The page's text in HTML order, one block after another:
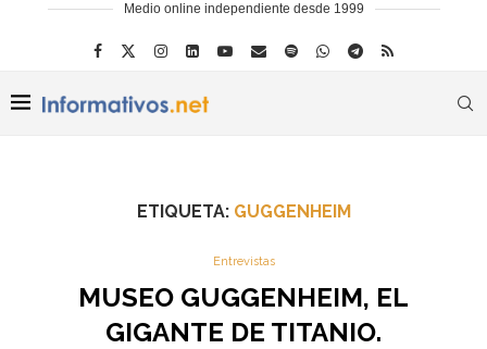
Medio online independiente desde 1999
ETIQUETA: GUGGENHEIM
Entrevistas
MUSEO GUGGENHEIM, EL
GIGANTE DE TITANIO.